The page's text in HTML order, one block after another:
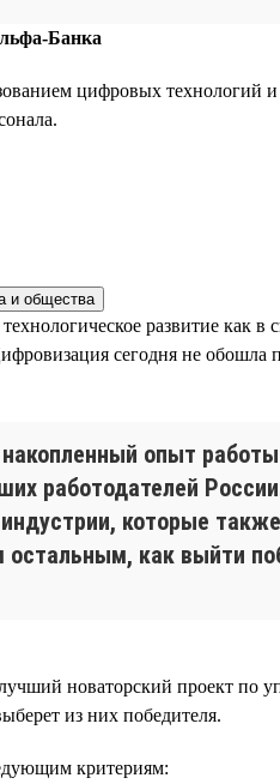
Банка
цифровых
и общества
развитие как
сегодня не обошла
опыт
работодателей
которые
остальным, как выйти
новаторский проект по
из них победителя.
критериям: